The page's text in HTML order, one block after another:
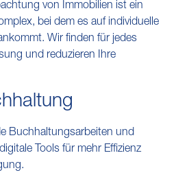
von Immobilien ist ein
bei dem es auf individuelle
Wir finden für jedes
und reduzieren Ihre
Buchhaltungsarbeiten und
Tools für mehr Effizienz